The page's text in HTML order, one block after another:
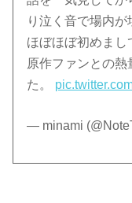
り泣く音で場内
ほぼほぼ初めまし
原作ファンとの
た。
— minami